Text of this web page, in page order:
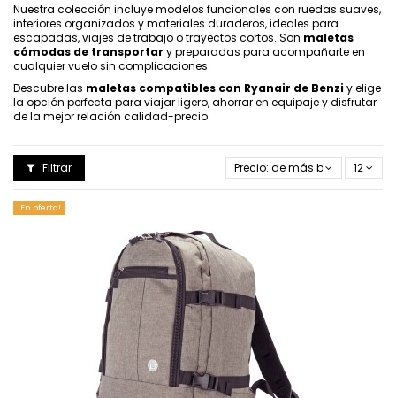
Nuestra colección incluye modelos funcionales con ruedas suaves,
interiores organizados y materiales duraderos, ideales para
escapadas, viajes de trabajo o trayectos cortos. Son maletas
cómodas de transportar y preparadas para acompañarte en
cualquier vuelo sin complicaciones.
Descubre las maletas compatibles con Ryanair de Benziy elige
la opción perfecta para viajar ligero, ahorrar en equipaje y disfrutar
de la mejor relación calidad-precio.
Filtrar Precio: de más bajo a más
12
¡En oferta!